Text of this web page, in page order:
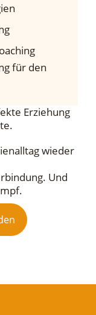
für den
Erziehung
wieder
Und